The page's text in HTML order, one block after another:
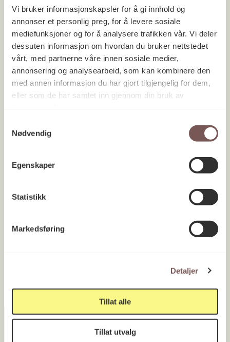
Vi bruker informasjonskapsler for å gi innhold og
annonser et personlig preg, for å levere sosiale
mediefunksjoner og for å analysere trafikken vår. Vi deler
dessuten informasjon om hvordan du bruker nettstedet
vårt, med partnerne våre innen sosiale medier,
annonsering og analysearbeid, som kan kombinere den
med annen informasjon du har gjort tilgjengelig for dem,
eller som de har samlet inn gjennom din bruk av
Nødvendig
Egenskaper
Statistikk
Markedsføring
Detaljer
Tillat alle
Tillat utvalg
NHH Norges Handelshøyskole
Vestland 2014
Kjeller